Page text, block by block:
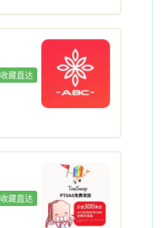
收藏直达
收藏直达